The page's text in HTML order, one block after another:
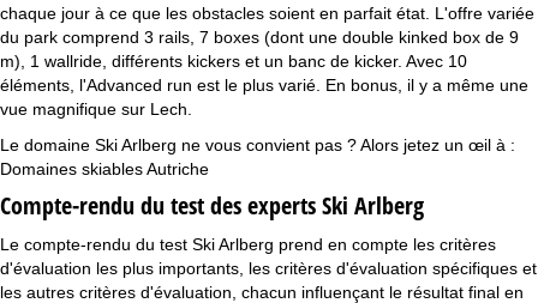
chaque jour à ce que les obstacles soient en parfait état. L'offre variée
du park comprend 3 rails, 7 boxes (dont une double kinked box de 9
m), 1 wallride, différents kickers et un banc de kicker. Avec 10
éléments, l'Advanced run est le plus varié. En bonus, il y a même une
vue magnifique sur Lech.
Le domaine Ski Arlberg ne vous convient pas ? Alors jetez un œil à :
Domaines skiables Autriche
Compte-rendu du test des experts Ski Arlberg
Le compte-rendu du test Ski Arlberg prend en compte les critères
d'évaluation les plus importants, les critères d'évaluation spécifiques et
les autres critères d'évaluation, chacun influençant le résultat final en